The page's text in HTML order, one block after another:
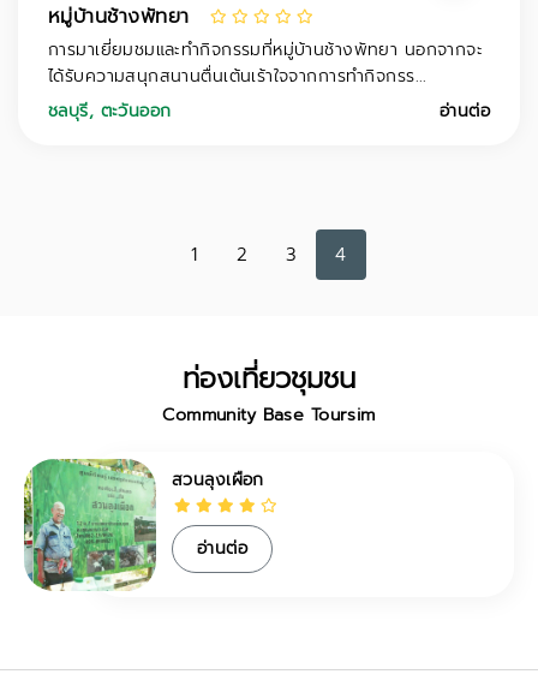
หมู่บ้านช้างพัทยา
การมาเยี่ยมชมและทำกิจกรรมที่หมู่บ้านช้างพัทยา นอกจากจะ
ได้รับความสนุกสนานตื่นเต้นเร้าใจจากการทำกิจกรร...
ชลบุรี, ตะวันออก อ่านต่อ
1 2 3 4
ท่องเที่ยวชุมชน
Community Base Toursim
สวนลุงเผือก
อ่านต่อ